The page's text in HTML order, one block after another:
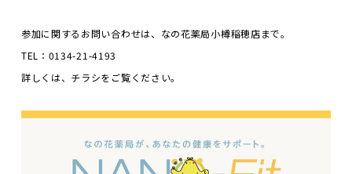
参加に関するお問い合わせは、なの花薬局小樽稲穂店まで。
TEL ： 0134-21-4193
詳しくは、チラシをご覧ください。